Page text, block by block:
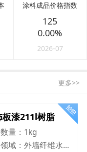
涂料成品价格指数
125
0.00%
2026-07
更多>>
板漆211l树脂
量： 1kg
域：
外墙纤维水泥板